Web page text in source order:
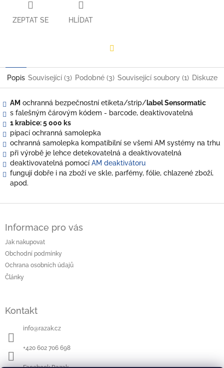
ZEPTAT SE HLÍDAT
Popis Související (3) Podobné (3) Související soubory (1) Diskuze
AM ochranná bezpečnostní etiketa/strip/label Sensormatic
s falešným čárovým kódem - barcode, deaktivovatelná
1 krabice: 5 000 ks
pípací ochranná samolepka
ochranná samolepka kompatibilní se všemi AM systémy na trhu
při výrobě je lehce detekovatelná a deaktivovatelná
deaktivovatelná pomocí AM deaktivátoru
fungují dobře i na zboží ve skle, parfémy, fólie, chlazené zboží,
apod.
Informace pro vás
Jak nakupovat
Obchodní podmínky
Ochrana osobních údajů
Články
Kontakt
info@razak.cz
+420 602 706 698